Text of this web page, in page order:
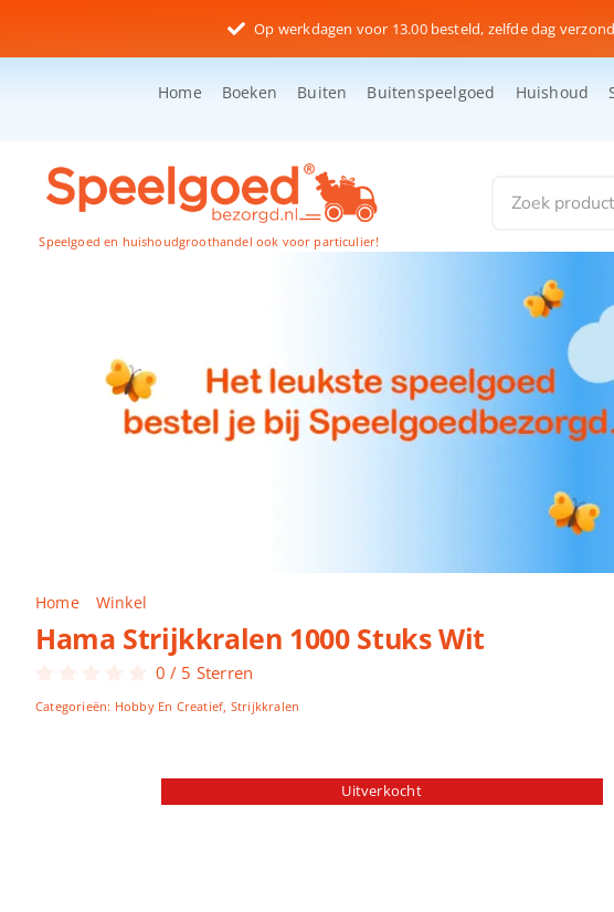
inhoud
Op werkdagen voor 13.00 besteld, zelfde dag
Home Boeken Buiten Buitenspeelgoed Huishoud
Speelgoed en huishoudgroothandel ook voor particulier!
Home Winkel
Hama Strijkkralen 1000 Stuks Wit
0 / 5 Sterren
Categorieën: Hobby En Creatief, Strijkkralen
Uitverkocht